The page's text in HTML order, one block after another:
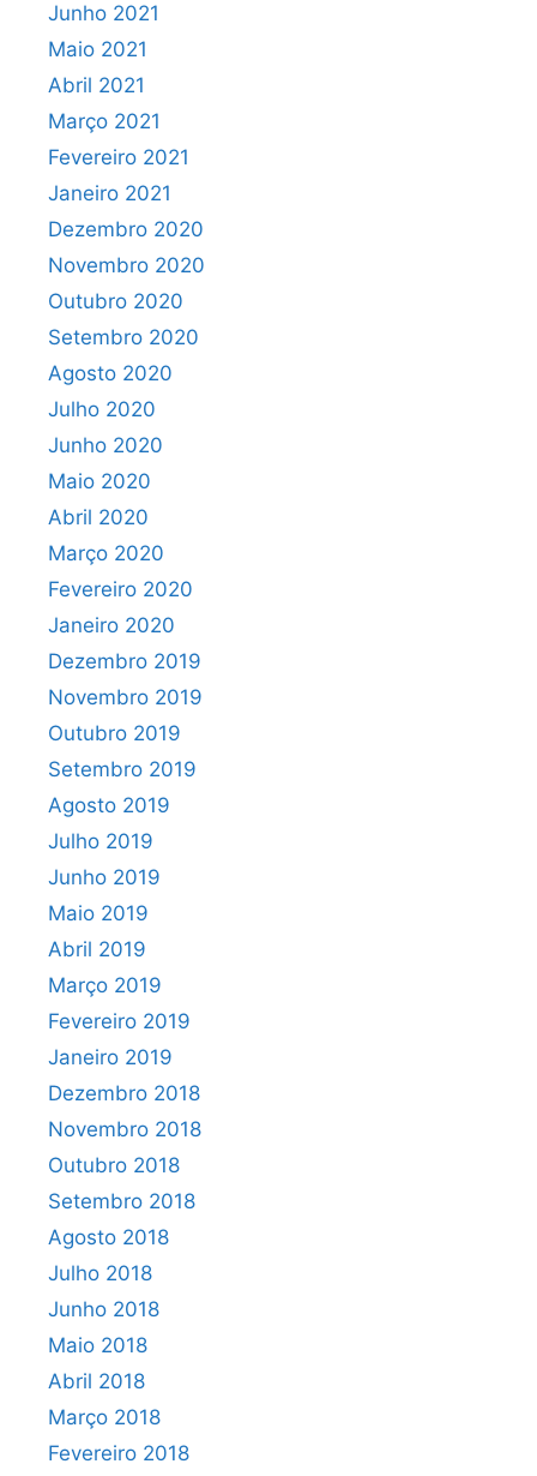
Junho 2021
Maio 2021
Abril 2021
Março 2021
Fevereiro 2021
Janeiro 2021
Dezembro 2020
Novembro 2020
Outubro 2020
Setembro 2020
Agosto 2020
Julho 2020
Junho 2020
Maio 2020
Abril 2020
Março 2020
Fevereiro 2020
Janeiro 2020
Dezembro 2019
Novembro 2019
Outubro 2019
Setembro 2019
Agosto 2019
Julho 2019
Junho 2019
Maio 2019
Abril 2019
Março 2019
Fevereiro 2019
Janeiro 2019
Dezembro 2018
Novembro 2018
Outubro 2018
Setembro 2018
Agosto 2018
Julho 2018
Junho 2018
Maio 2018
Abril 2018
Março 2018
Fevereiro 2018